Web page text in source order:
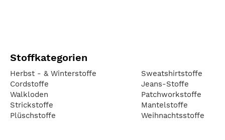
Stoffkategorien
Herbst - & Winterstoffe
Cordstoffe
Walkloden
Strickstoffe
Plüschstoffe
Sweatshirtstoffe
Jeans-Stoffe
Patchworkstoffe
Mantelstoffe
Weihnachtsstoffe